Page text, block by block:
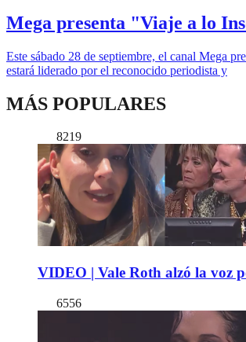
Mega presenta "Viaje a lo
Este sábado 28 de septiembre, el canal Mega
estará liderado por el reconocido periodista y
MÁS POPULARES
8219
VIDEO | Vale Roth alzó la voz
6556